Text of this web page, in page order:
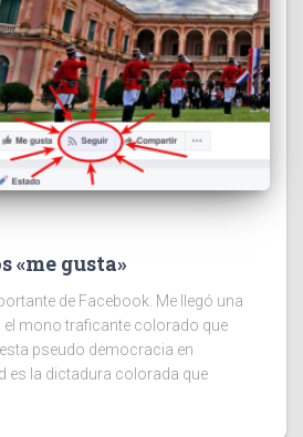
«me gusta»
de Facebook. Me llegó una
el mono traficante colorado que
pseudo democracia en
es la dictadura colorada que